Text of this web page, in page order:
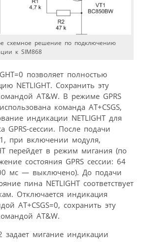
схемное решение по подключению
к SIM868
позволяет полностью
NETLIGHT. Сохранить эту
AT&W. В режиме GPRS
команда AT+CSGS,
индикации NETLIGHT для
GPRS-сессии. После подачи
при включении модуля,
перейдет в режим мигания (по
состояния GPRS сессии: 64
мс — выключено). До подачи
пина NETLIGHT соответствует
Отключается индикация
AT+CSGS=0, сохранить эту
AT&W.
задает мигание индикации